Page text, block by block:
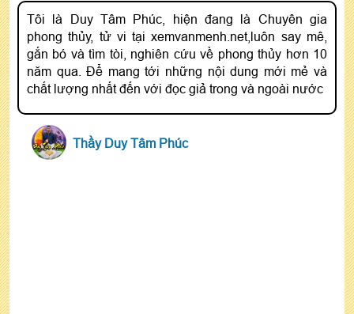
Tôi là Duy Tâm Phúc, hiện đang là Chuyên gia
phong thủy, tử vi tại xemvanmenh.net,luôn say mê,
gắn bó và tìm tòi, nghiên cứu về phong thủy hơn 10
năm qua. Để mang tới những nội dung mới mẻ và
chất lượng nhất đến với đọc giả trong và ngoài nước
Thầy Duy Tâm Phúc